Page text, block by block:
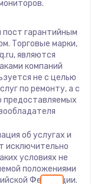
гарантийным
Торговые марки,
являются
компаний
не с целью
по ремонту, а с
предоставляемых
об услугах и
исключительно
условиях не
положениями
Федерации.